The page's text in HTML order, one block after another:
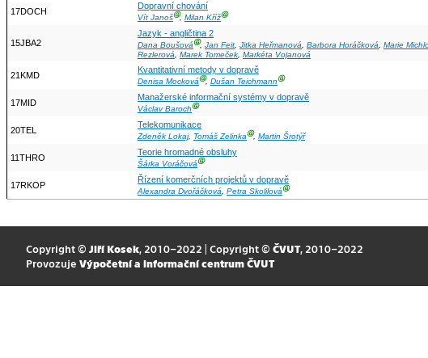
17DOCH
Dopravní chování
Vít JanošⒼ, Milan KřížⒼ
15JBA2
Jazyk - angličtina 2
Dana BoušováⒼ, Jan Feit, Jitka Heřmanová, Barbora Horáčková, Marie
Rezlerová
Marek Tomeček Markéta Vojanová
21KMD
Kvantitativní metody v dopravě
Denisa MockováⒼ, Dušan TeichmannⒼ
17MID
Manažerské informační systémy v dopravě
Václav BarochⒼ
20TEL
Telekomunikace
Zdeněk Lokaj, Tomáš ZelinkaⒼ, Martin Šrotýř
11THRO
Teorie hromadné obsluhy
Šárka VoráčováⒼ
17RKOP
Řízení komerčních projektů v dopravě
Alexandra Dvořáčková, Petra SkolilováⒼ
Copyright © Jiří Kosek, 2010–2022 | Copyright © ČVUT, 2010–2022
Provozuje Výpočetní a informační centrum ČVUT